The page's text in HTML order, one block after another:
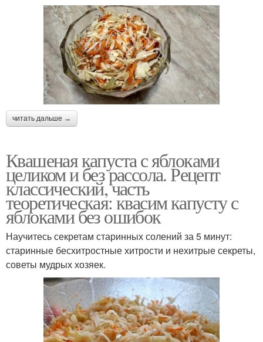
читать дальше →
Квашеная капуста с яблоками
целиком и без рассола. Рецепт
классический, часть
теоретическая: квасим капусту с
яблоками без ошибок
Научитесь секретам старинных солений за 5 минут:
старинные бесхитростные хитрости и нехитрые секреты,
советы мудрых хозяек.